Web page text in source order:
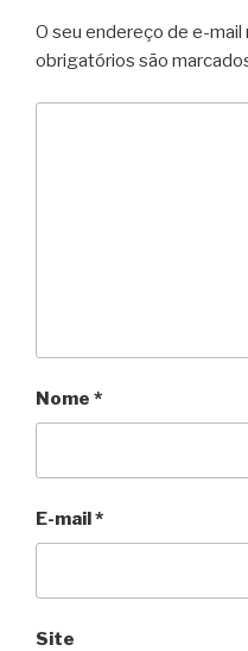
O seu endereço de e-mail
obrigatórios são
Nome *
E-mail*
Site